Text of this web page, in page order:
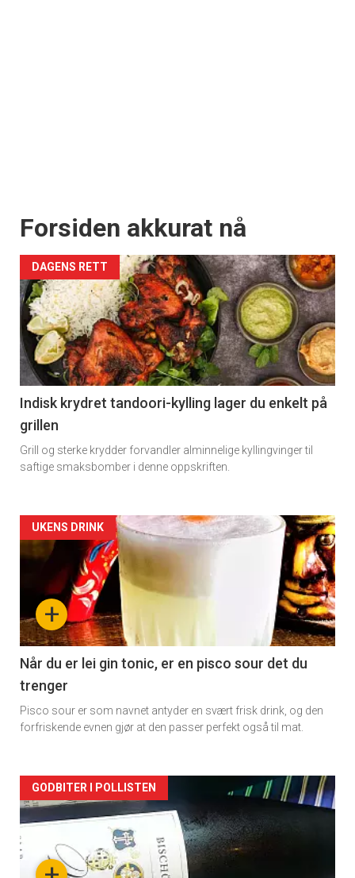
Forsiden akkurat nå
DAGENS RETT
Indisk krydret tandoori-kylling lager du enkelt på
grillen
Grill og sterke krydder forvandler alminnelige kyllingvinger til
saftige smaksbomber i denne oppskriften.
Forsiden
akkurat
nå
-
2
+
UKENS DRINK
Når du er lei gin tonic, er en pisco sour det du
trenger
Pisco sour er som navnet antyder en svært frisk drink, og den
forfriskende evnen gjør at den passer perfekt også til mat.
Forsiden
akkurat
nå
GODBITER I POLLISTEN